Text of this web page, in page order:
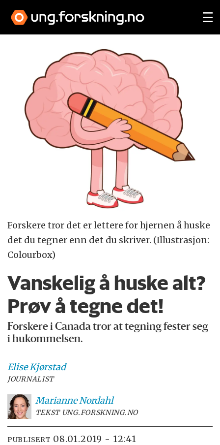
Forskere tror det er lettere for hjernen å huske
det du tegner enn det du skriver. (Illustrasjon:
Colourbox)
Vanskelig å huske alt?
Prøv å tegne det!
Forskere i Canada tror at tegning fester seg
i hukommelsen.
EliseKjørstad
JOURNALIST
MarianneNordahl
TEKST UNG.FORSKNING.NO
PUBLISERT 08.01.2019 - 12:41